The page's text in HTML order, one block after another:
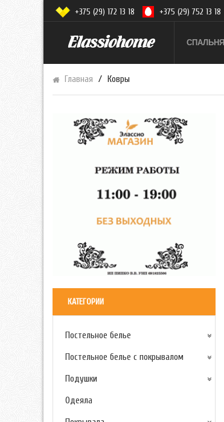
СПАЛЬНЯ
+375 (29) 172 13 18 +375 (29) 752 13 18
Главная Ковры
КАТЕГОРИИ
Постельное белье
Постельное белье с покрывалом
Подушки
Одеяла